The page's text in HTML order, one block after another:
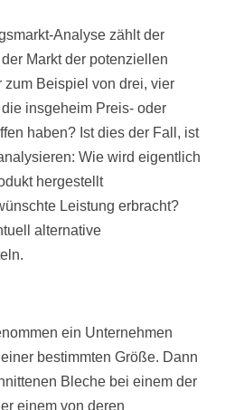
Analyse zählt der
Markt der potenziellen
zum Beispiel von drei, vier
insgeheim Preis- oder
haben? Ist dies der Fall, ist
Wie wird eigentlich
hergestellt
Leistung erbracht?
alternative
ein Unternehmen
bestimmten Größe. Dann
Bleche bei einem der
einem von deren